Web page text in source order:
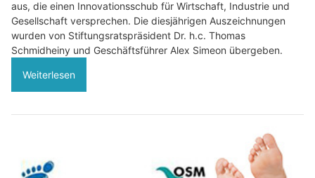
aus, die einen Innovationsschub für Wirtschaft, Industrie und
Gesellschaft versprechen. Die diesjährigen Auszeichnungen
wurden von Stiftungsratspräsident Dr. h.c. Thomas
Schmidheiny und Geschäftsführer Alex Simeon übergeben.
Weiterlesen